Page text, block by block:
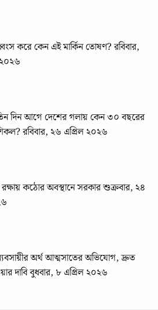
করে কেন এই মার্কিন তোষণ? রবিবার,
তিন দিন আগে দেশের গলায় কেন ৩০ বছরের
রবিবার, ২৬ এপ্রিল ২০২৬
রক্ষায় কঠোর অবস্থানে সরকারশুক্রবার, ২৪
অর্থ আত্মসাতের অভিযোগ, দ্রুত
দাবিবুধবার, ৮ এপ্রিল ২০২৬